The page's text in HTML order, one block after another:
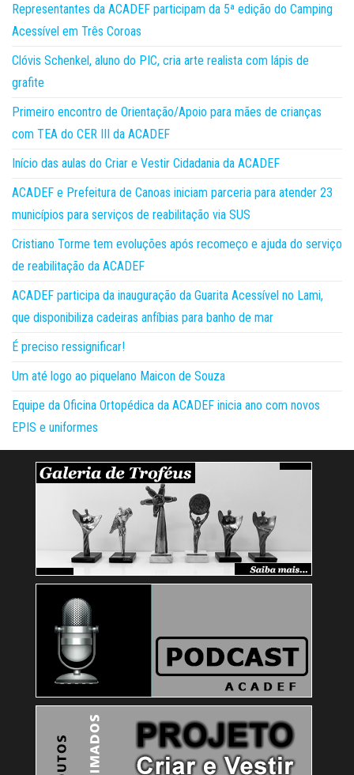
Representantes da ACADEF participam da 5ª edição do Camping
Acessível em Três Coroas
Clóvis Schenkel, aluno do PIC, cria arte realista com lápis de
grafite
Primeiro encontro de Orientação/Apoio para mães de crianças
com TEA do CER III da ACADEF
Início das aulas do Criar e Vestir Cidadania da ACADEF
ACADEF e Prefeitura de Canoas iniciam parceria para atender 23
municípios para serviços de reabilitação via SUS
Cristiano Torme tem evoluções após recomeço e ajuda do serviço
de reabilitação da ACADEF
ACADEF participa da inauguração da Guarita Acessível no Lami,
que disponibiliza cadeiras anfíbias para banho de mar
É preciso ressignificar!
Um até logo ao piquelano Maicon de Souza
Equipe da Oficina Ortopédica da ACADEF inicia ano com novos
EPIS e uniformes